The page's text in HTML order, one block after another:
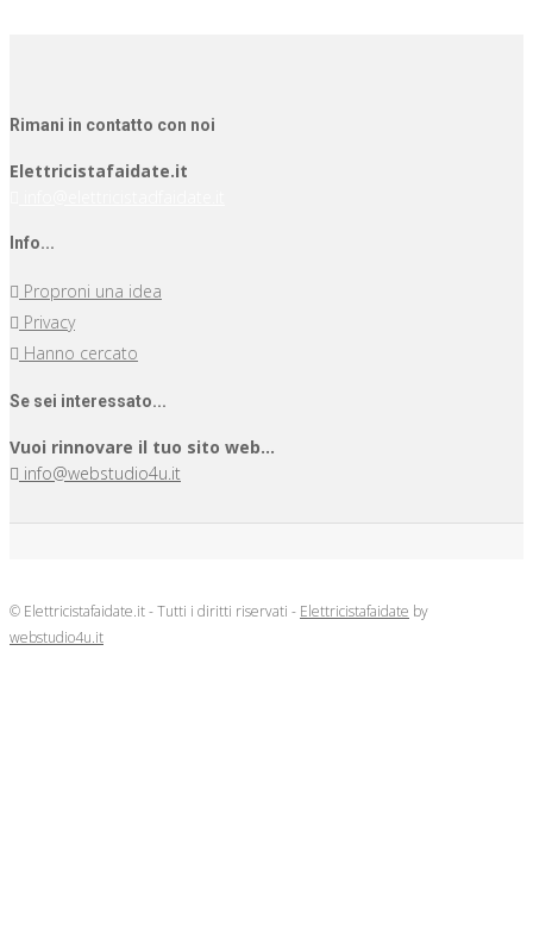
Rimani in contatto con noi
Elettricistafaidate.it
Info...
Proproni una idea
Privacy
Hanno cercato
Se sei interessato...
Vuoi rinnovare il tuo sito web...
info@webstudio4u.it
© Elettricistafaidate.it - Tutti i diritti riservati - Elettricistafaidate by
webstudio4u.it